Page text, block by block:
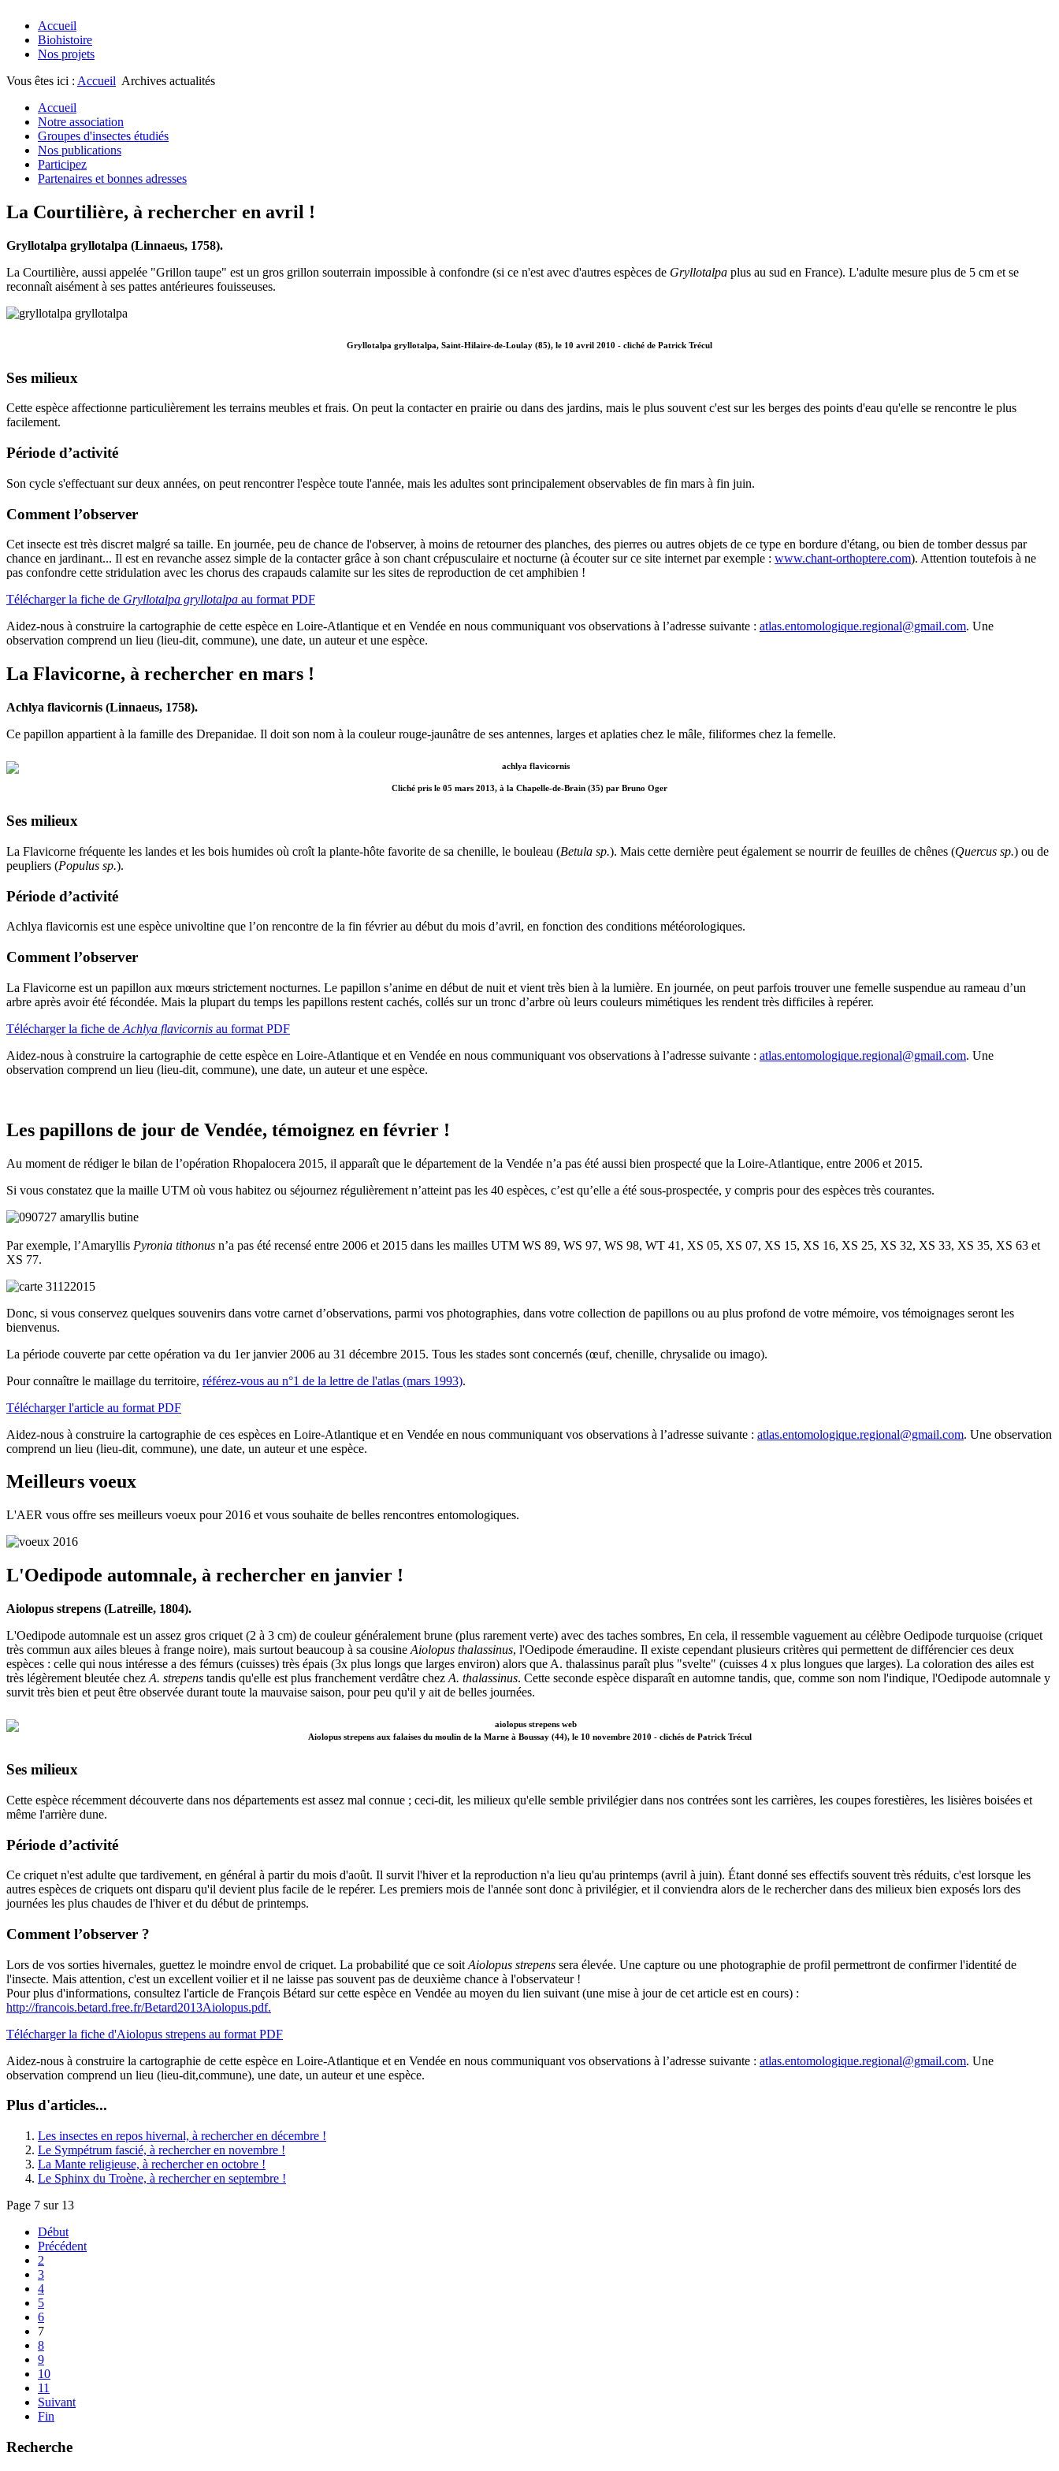
Accueil
Biohistoire
Nos projets
Vous êtes ici : Accueil Archives actualités
Accueil
Notre association
Groupes d'insectes étudiés
Nos publications
Participez
Partenaires et bonnes adresses
La Courtilière, à rechercher en avril !
Gryllotalpa gryllotalpa (Linnaeus, 1758).
La Courtilière, aussi appelée "Grillon taupe" est un gros grillon souterrain impossible à confondre (si ce n'est avec d'autres espèces de Gryllotalpa plus au sud en France). L'adulte mesure plus de 5 cm et se
reconnaît aisément à ses pattes antérieures fouisseuses.
Gryllotalpa gryllotalpa, Saint-Hilaire-de-Loulay (85), le 10 avril 2010 - cliché de Patrick Trécul
Ses milieux
Cette espèce affectionne particulièrement les terrains meubles et frais. On peut la contacter en prairie ou dans des jardins, mais le plus souvent c'est sur les berges des points d'eau qu'elle se rencontre le plus
facilement.
Période d’activité
Son cycle s'effectuant sur deux années, on peut rencontrer l'espèce toute l'année, mais les adultes sont principalement observables de fin mars à fin juin.
Comment l’observer
Cet insecte est très discret malgré sa taille. En journée, peu de chance de l'observer, à moins de retourner des planches, des pierres ou autres objets de ce type en bordure d'étang, ou bien de tomber dessus par
chance en jardinant... Il est en revanche assez simple de la contacter grâce à son chant crépusculaire et nocturne (à écouter sur ce site internet par exemple : www.chant-orthoptere.com). Attention toutefois à ne
pas confondre cette stridulation avec les chorus des crapauds calamite sur les sites de reproduction de cet amphibien !
Télécharger la fiche de Gryllotalpa gryllotalpa au format PDF
Aidez-nous à construire la cartographie de cette espèce en Loire-Atlantique et en Vendée en nous communiquant vos observations à l’adresse suivante : atlas.entomologique.regional@gmail.com. Une
observation comprend un lieu (lieu-dit, commune), une date, un auteur et une espèce.
La Flavicorne, à rechercher en mars !
Achlya flavicornis (Linnaeus, 1758).
Ce papillon appartient à la famille des Drepanidae. Il doit son nom à la couleur rouge-jaunâtre de ses antennes, larges et aplaties chez le mâle, filiformes chez la femelle.
Cliché pris le 05 mars 2013, à la Chapelle-de-Brain (35) par Bruno Oger
Ses milieux
La Flavicorne fréquente les landes et les bois humides où croît la plante-hôte favorite de sa chenille, le bouleau (Betula sp.). Mais cette dernière peut également se nourrir de feuilles de chênes (Quercus sp.) ou de
peupliers (Populus sp.).
Période d’activité
Achlya flavicornis est une espèce univoltine que l’on rencontre de la fin février au début du mois d’avril, en fonction des conditions météorologiques.
Comment l’observer
La Flavicorne est un papillon aux mœurs strictement nocturnes. Le papillon s’anime en début de nuit et vient très bien à la lumière. En journée, on peut parfois trouver une femelle suspendue au rameau d’un
arbre après avoir été fécondée. Mais la plupart du temps les papillons restent cachés, collés sur un tronc d’arbre où leurs couleurs mimétiques les rendent très difficiles à repérer.
Télécharger la fiche de Achlya flavicornis au format PDF
Aidez-nous à construire la cartographie de cette espèce en Loire-Atlantique et en Vendée en nous communiquant vos observations à l’adresse suivante : atlas.entomologique.regional@gmail.com. Une
observation comprend un lieu (lieu-dit, commune), une date, un auteur et une espèce.
Les papillons de jour de Vendée, témoignez en février !
Au moment de rédiger le bilan de l’opération Rhopalocera 2015, il apparaît que le département de la Vendée n’a pas été aussi bien prospecté que la Loire-Atlantique, entre 2006 et 2015.
Si vous constatez que la maille UTM où vous habitez ou séjournez régulièrement n’atteint pas les 40 espèces, c’est qu’elle a été sous-prospectée, y compris pour des espèces très courantes.
Par exemple, l’Amaryllis Pyronia tithonus n’a pas été recensé entre 2006 et 2015 dans les mailles UTM WS 89, WS 97, WS 98, WT 41, XS 05, XS 07, XS 15, XS 16, XS 25, XS 32, XS 33, XS 35, XS 63 et
XS 77.
Donc, si vous conservez quelques souvenirs dans votre carnet d’observations, parmi vos photographies, dans votre collection de papillons ou au plus profond de votre mémoire, vos témoignages seront les
bienvenus.
La période couverte par cette opération va du 1er janvier 2006 au 31 décembre 2015. Tous les stades sont concernés (œuf, chenille, chrysalide ou imago).
Pour connaître le maillage du territoire, référez-vous au n°1 de la lettre de l'atlas (mars 1993).
Télécharger l'article au format PDF
Aidez-nous à construire la cartographie de ces espèces en Loire-Atlantique et en Vendée en nous communiquant vos observations à l’adresse suivante : atlas.entomologique.regional@gmail.com. Une observation
comprend un lieu (lieu-dit, commune), une date, un auteur et une espèce.
Meilleurs voeux
L'AER vous offre ses meilleurs voeux pour 2016 et vous souhaite de belles rencontres entomologiques.
L'Oedipode automnale, à rechercher en janvier !
Aiolopus strepens (Latreille, 1804).
L'Oedipode automnale est un assez gros criquet (2 à 3 cm) de couleur généralement brune (plus rarement verte) avec des taches sombres, En cela, il ressemble vaguement au célèbre Oedipode turquoise (criquet
très commun aux ailes bleues à frange noire), mais surtout beaucoup à sa cousine Aiolopus thalassinus, l'Oedipode émeraudine. Il existe cependant plusieurs critères qui permettent de différencier ces deux
espèces : celle qui nous intéresse a des fémurs (cuisses) très épais (3x plus longs que larges environ) alors que A. thalassinus paraît plus "svelte" (cuisses 4 x plus longues que larges). La coloration des ailes est
très légèrement bleutée chez A. strepens tandis qu'elle est plus franchement verdâtre chez A. thalassinus. Cette seconde espèce disparaît en automne tandis, que, comme son nom l'indique, l'Oedipode automnale y
survit très bien et peut être observée durant toute la mauvaise saison, pour peu qu'il y ait de belles journées.
Aiolopus strepens aux falaises du moulin de la Marne à Boussay (44), le 10 novembre 2010 - clichés de Patrick Trécul
Ses milieux
Cette espèce récemment découverte dans nos départements est assez mal connue ; ceci-dit, les milieux qu'elle semble privilégier dans nos contrées sont les carrières, les coupes forestières, les lisières boisées et
même l'arrière dune.
Période d’activité
Ce criquet n'est adulte que tardivement, en général à partir du mois d'août. Il survit l'hiver et la reproduction n'a lieu qu'au printemps (avril à juin). Étant donné ses effectifs souvent très réduits, c'est lorsque les
autres espèces de criquets ont disparu qu'il devient plus facile de le repérer. Les premiers mois de l'année sont donc à privilégier, et il conviendra alors de le rechercher dans des milieux bien exposés lors des
journées les plus chaudes de l'hiver et du début de printemps.
Comment l’observer ?
Lors de vos sorties hivernales, guettez le moindre envol de criquet. La probabilité que ce soit Aiolopus strepens sera élevée. Une capture ou une photographie de profil permettront de confirmer l'identité de
l'insecte. Mais attention, c'est un excellent voilier et il ne laisse pas souvent pas de deuxième chance à l'observateur !
Pour plus d'informations, consultez l'article de François Bétard sur cette espèce en Vendée au moyen du lien suivant (une mise à jour de cet article est en cours) :
http://francois.betard.free.fr/Betard2013Aiolopus.pdf.
Télécharger la fiche d'Aiolopus strepens au format PDF
Aidez-nous à construire la cartographie de cette espèce en Loire-Atlantique et en Vendée en nous communiquant vos observations à l’adresse suivante : atlas.entomologique.regional@gmail.com. Une
observation comprend un lieu (lieu-dit,commune), une date, un auteur et une espèce.
Plus d'articles...
Les insectes en repos hivernal, à rechercher en décembre !
Le Sympétrum fascié, à rechercher en novembre !
La Mante religieuse, à rechercher en octobre !
Le Sphinx du Troène, à rechercher en septembre !
Page 7 sur 13
Début
Précédent
2
3
4
5
6
7
8
9
10
11
Suivant
Fin
Recherche